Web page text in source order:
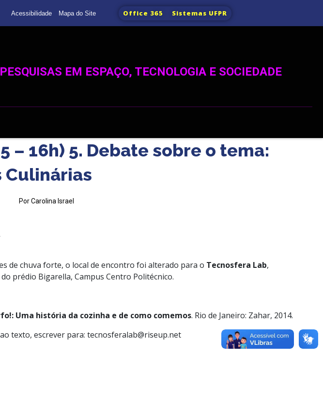
Acessibilidade Mapa do Site Office 365 Sistemas UFPR
EM ESPAÇO, TECNOLOGIA E SOCIEDADE
16h) 5. Debate sobre o tema:
Culinárias
Por Carolina Israel
de chuva forte, o local de encontro foi alterado para o Tecnosfera Lab,
prédio Bigarella, Campus Centro Politécnico.
Uma história da cozinha e de como comemos. Rio de Janeiro: Zahar, 2014.
texto, escrever para: tecnosferalab@riseup.net